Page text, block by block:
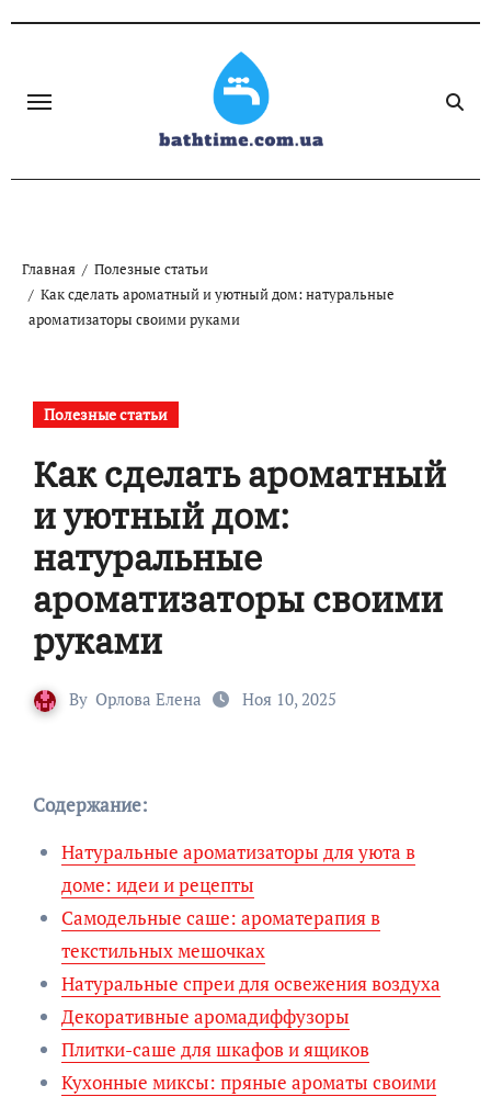
Главная
Полезные статьи
Как сделать ароматный и уютный дом: натуральные
ароматизаторы своими руками
Полезные статьи
Как сделать ароматный
и уютный дом:
натуральные
ароматизаторы своими
руками
By Орлова Елена Ноя 10, 2025
Содержание:
Натуральные ароматизаторы для уюта в
доме: идеи и рецепты
Самодельные саше: ароматерапия в
текстильных мешочках
Натуральные спреи для освежения воздуха
Декоративные аромадиффузоры
Плитки-саше для шкафов и ящиков
Кухонные миксы: пряные ароматы своими